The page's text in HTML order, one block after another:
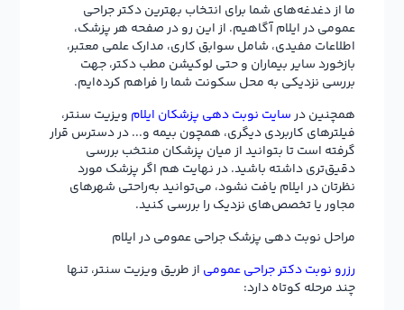
ما از دغدغه‌های شما برای انتخاب بهترین دکتر جراحی
عمومی در ایلام آگاهیم. از این رو در صفحه هر پزشک،
اطلاعات مفیدی، شامل سوابق کاری، مدارک علمی معتبر،
بازخورد سایر بیماران و حتی لوکیشن مطب دکتر، جهت
بررسی نزدیکی به محل سکونت شما را فراهم کرده‌ایم.
همچنین درسایت نوبت دهی پزشکان ایلام ویزیت سنتر،
فیلترهای کاربردی دیگری، همچون بیمه و... در دسترس قرار
گرفته است تا بتوانید از میان پزشکان منتخب بررسی
دقیق‌تری داشته باشید. در نهایت هم اگر پزشک مورد
نظرتان در ایلام یافت نشود، می‌توانید به‌راحتی شهرهای
مجاور یا تخصص‌های نزدیک را بررسی کنید.
مراحل نوبت دهی پزشک جراحی عمومی در ایلام
رزرو نوبت دکتر جراحی عمومی از طریق ویزیت سنتر، تنها
چند مرحله کوتاه دارد: